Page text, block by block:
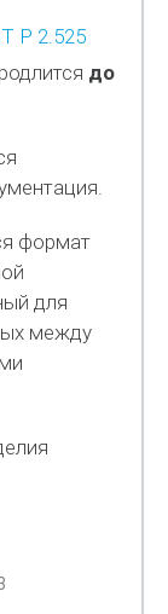
Р 2.525
до
формат
для
между